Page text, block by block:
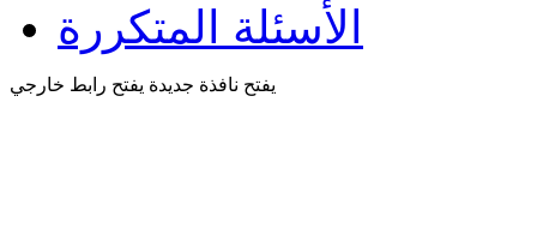
الأسئلة المتكررة
يفتح نافذة جديدة يفتح رابط خارجي